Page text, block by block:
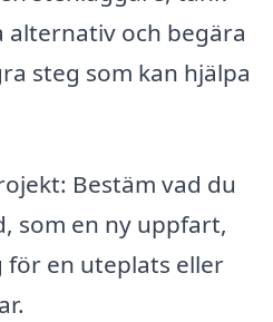
alternativ och begära
steg som kan hjälpa
Bestäm vad du
som en ny uppfart,
en uteplats eller